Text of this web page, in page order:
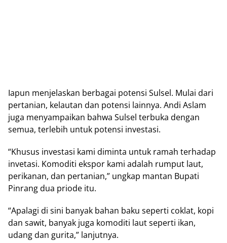
Iapun menjelaskan berbagai potensi Sulsel. Mulai dari
pertanian, kelautan dan potensi lainnya. Andi Aslam
juga menyampaikan bahwa Sulsel terbuka dengan
semua, terlebih untuk potensi investasi.
“Khusus investasi kami diminta untuk ramah terhadap
invetasi. Komoditi ekspor kami adalah rumput laut,
perikanan, dan pertanian,” ungkap mantan Bupati
Pinrang dua priode itu.
“Apalagi di sini banyak bahan baku seperti coklat, kopi
dan sawit, banyak juga komoditi laut seperti ikan,
udang dan gurita,” lanjutnya.